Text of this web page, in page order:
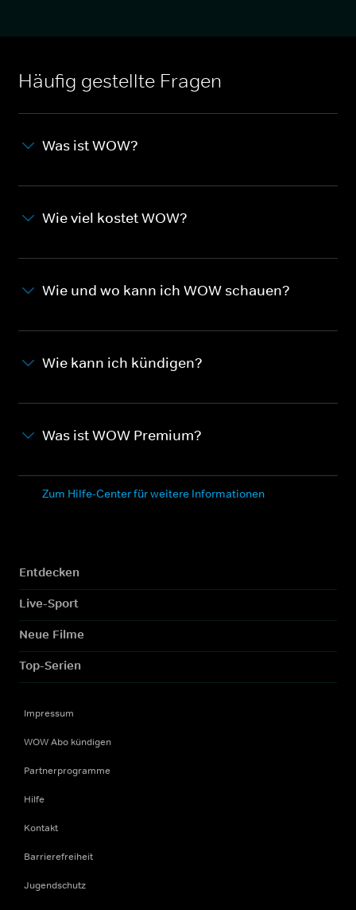
Häufig gestellte Fragen
Was ist WOW?
Wie viel kostet WOW?
Wie und wo kann ich WOW schauen?
Wie kann ich kündigen?
Was ist WOW Premium?
Zum Hilfe-Center für weitere Informationen
Entdecken
Live-Sport
Neue Filme
Top-Serien
Impressum
WOW Abo kündigen
Partnerprogramme
Hilfe
Kontakt
Barrierefreiheit
Jugendschutz